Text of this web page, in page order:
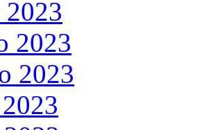
2023
2023